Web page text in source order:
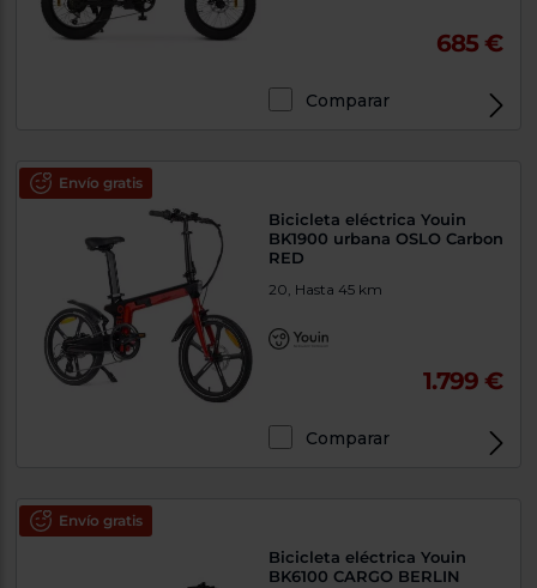
685 €
Comparar
Envío gratis
Bicicleta eléctrica Youin
BK1900 urbana OSLO Carbon
RED
20, Hasta 45 km
1.799 €
Comparar
Envío gratis
Bicicleta eléctrica Youin
BK6100 CARGO BERLIN